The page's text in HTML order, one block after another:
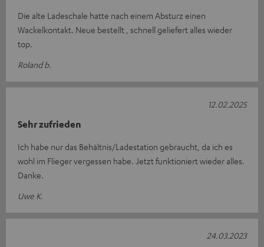
Die alte Ladeschale hatte nach einem Absturz einen
Wackelkontakt. Neue bestellt , schnell geliefert alles wieder
top.
Roland b.
Sehr zufrieden
Ich habe nur das Behältnis/Ladestation gebraucht, da ich es
wohl im Flieger vergessen habe. Jetzt funktioniert wieder alles.
Danke.
Uwe K.
12.02.2025
24.03.2023